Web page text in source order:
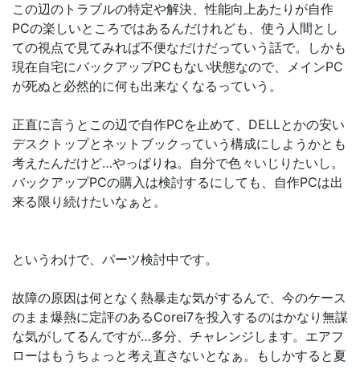
この辺のトラブルの特定や解決、性能向上あたりが自作
PCの楽しいところではあるんだけれども、使う人間とし
ての視点で見てみれば不便なだけだっていう話で。しかも
現在自宅にバックアップPCもない状態なので、メインPC
が死ぬと必然的に何も出来なくなるっていう。
正直に言うとこの辺で自作PCを止めて、DELLとかの安い
デスクトップとネットブックっていう構成にしようかとも
考えたんだけど…やっぱりね。自分で色々いじりたいし。
バックアップPCの購入は検討するにしても、自作PCは出
来る限り続けたいなぁと。
というわけで、パーツ検討中です。
故障の原因は何となく熱暴走な気がするんで、今のケース
のまま爆熱に定評のあるCorei7を投入するのはかなり無謀
な気がしてるんですが…多分、チャレンジします。エアフ
ローはもうちょっと考え直さないとなぁ。もしかすると夏